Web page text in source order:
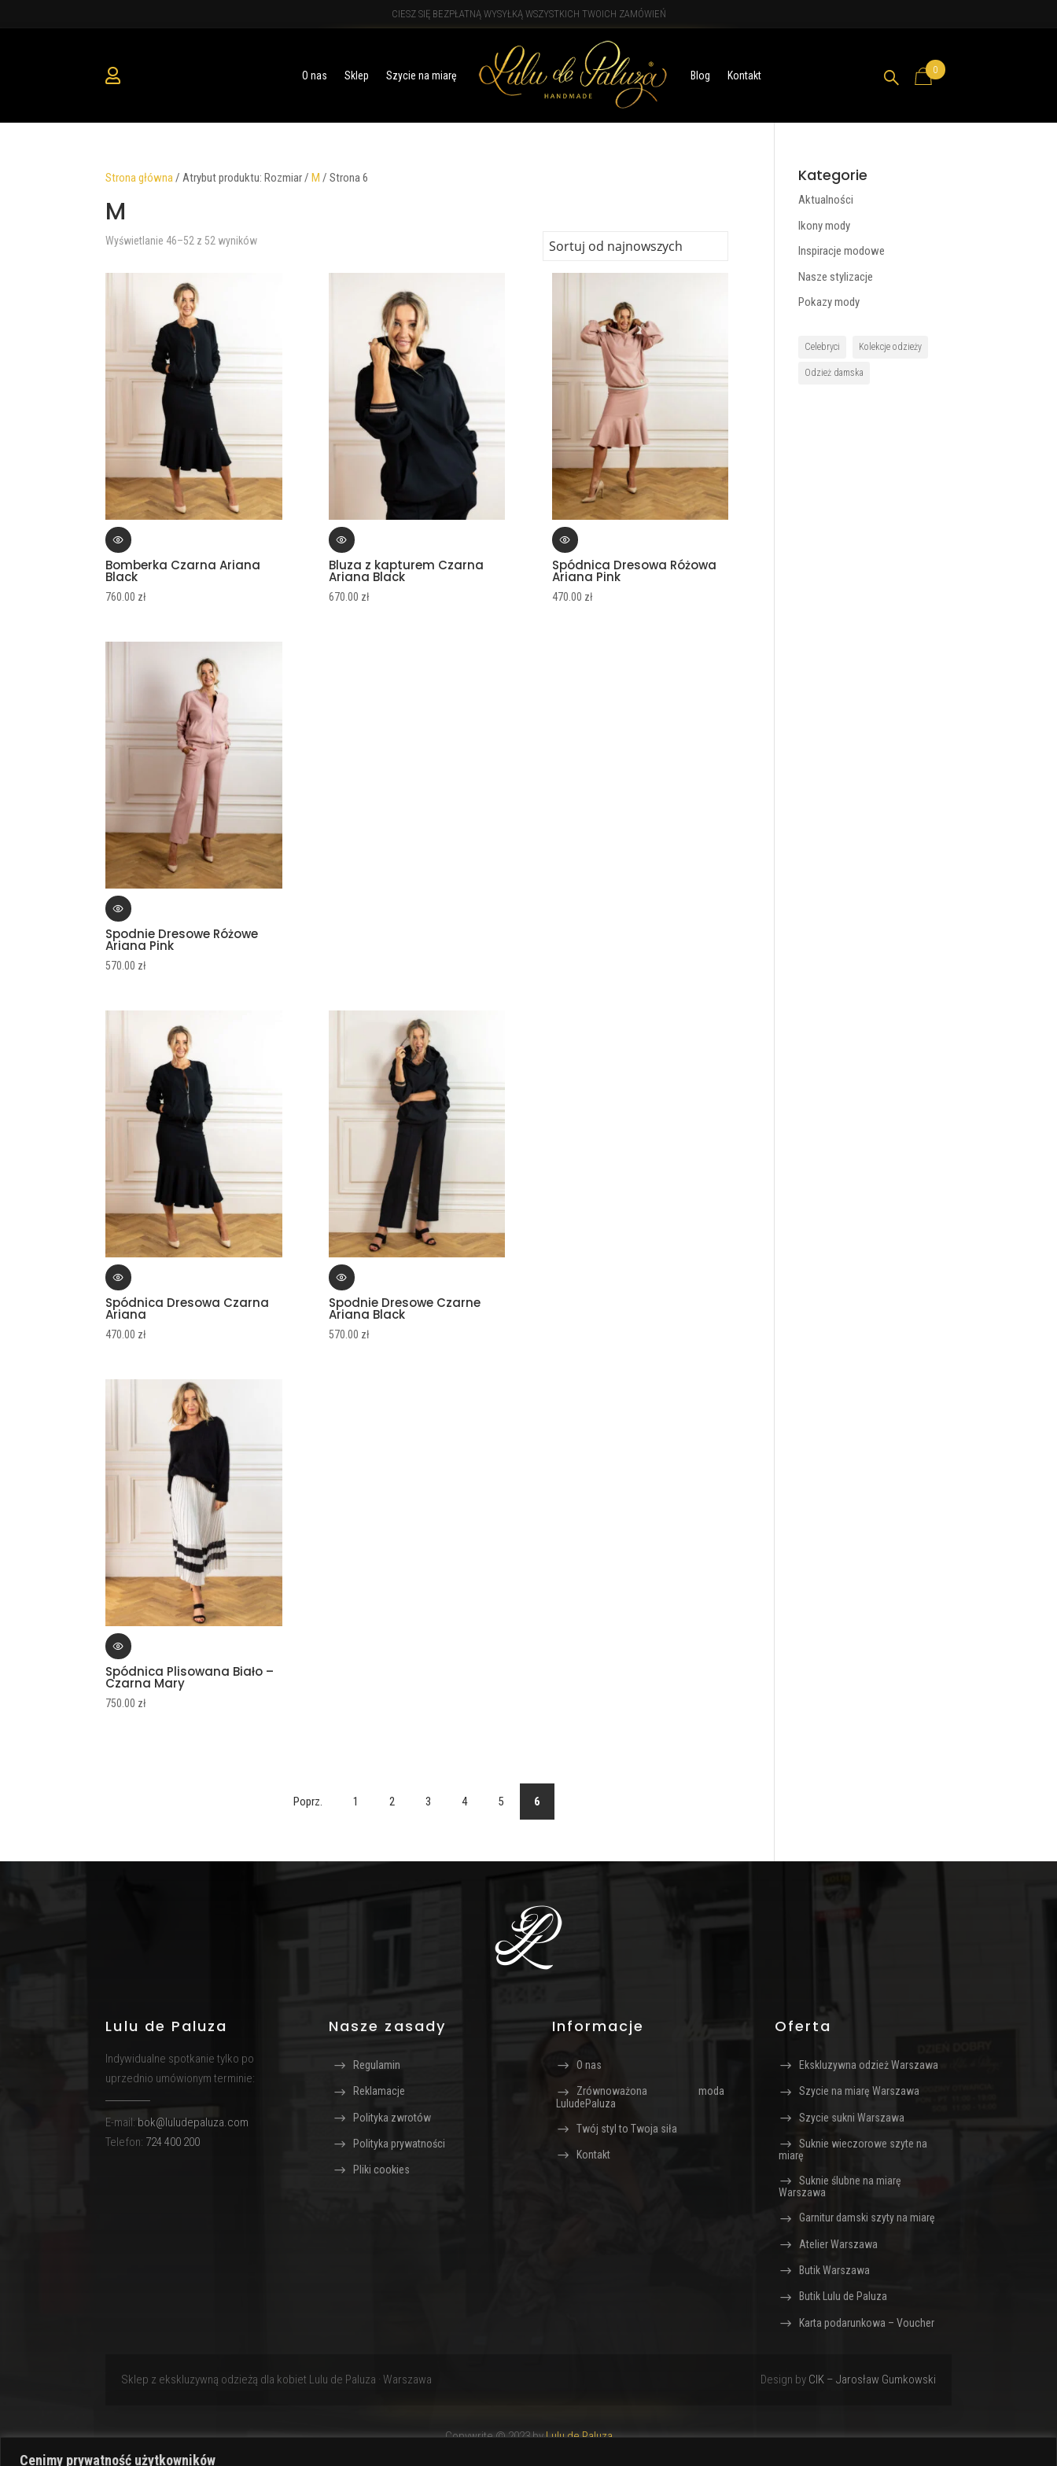
Cenimy prywatność użytkowników
CIESZ SIĘ BEZPŁATNĄ WYSYŁKĄ WSZYSTKICH TWOICH ZAMÓWIEŃ
O nas Sklep Szycie na miarę Blog Kontakt  0
Strona główna/Atrybut produktu: Rozmiar/M /Strona 6
M
Wyświetlanie 46–52 z 52 wynikówPosortowane
Bomberka Czarna Ariana
Black
760.00 zł
Bluza z kapturem Czarna
Ariana Black
670.00 zł
Spódnica Dresowa Różowa
Ariana Pink
470.00 zł
Spodnie Dresowe Różowe
Ariana Pink
570.00 zł
Spódnica Dresowa Czarna
Ariana
470.00 zł
Spodnie Dresowe Czarne
Ariana Black
570.00 zł
Spódnica Plisowana Biało –
Czarna Mary
750.00 zł
Poprz. 1 2 3 4 5 6
Kategorie
Aktualności
Ikony mody
Inspiracje modowe
Nasze stylizacje
Pokazy mody
Celebryci Kolekcje odzieży
Odzież damska
Lulu de Paluza
Indywidualne spotkanie tylko po
uprzednio umówionym terminie:
E-mail: bok@luludepaluza.com
Telefon: 724 400 200
Nasze zasady
Regulamin
Reklamacje
Polityka zwrotów
Polityka prywatności
Pliki cookies
Informacje
O nas
Zrównoważona moda
LuludePaluza
Twój styl to Twoja siła
Kontakt
Oferta
Ekskluzywna odzież Warszawa
Szycie na miarę Warszawa
Szycie sukni Warszawa
Suknie wieczorowe szyte na
miarę
Suknie ślubne na miarę
Warszawa
Garnitur damski szyty na miarę
Atelier Warszawa
Butik Warszawa
Butik Lulu de Paluza
Karta podarunkowa – Voucher
Sklep z ekskluzywną odzieżą dla kobiet Lulu de Paluza · Warszawa Design by CIK – Jarosław Gumkowski
Copywrite © 2023 byLulu de Paluza